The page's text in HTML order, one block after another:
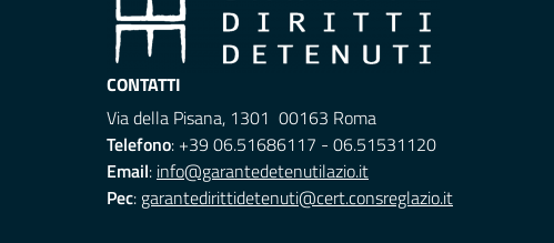
CONTATTI
Via della Pisana, 1301 00163 Roma
Telefono: +39 06.51686117 - 06.51531120
Email: info@garantedetenutilazio.it
Pec: garantedirittidetenuti@cert.consreglazio.it